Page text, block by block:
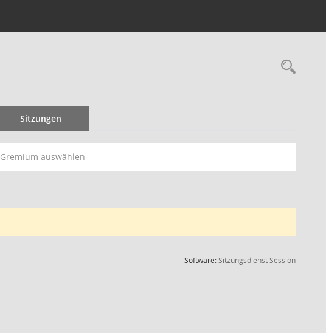
Sitzungen
Gremium auswählen
Software:SitzungsdienstSession(Wird in